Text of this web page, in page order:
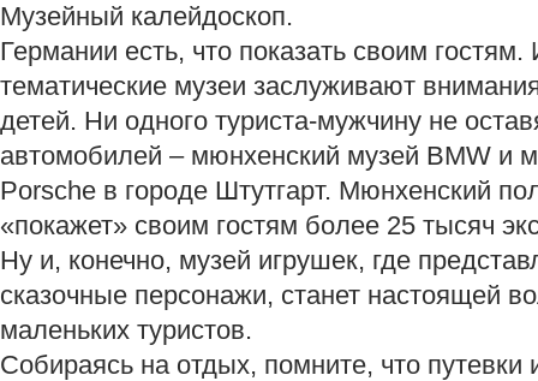
Музейный калейдоскоп.
Германии есть, что показать своим гостям.
тематические музеи заслуживают
детей. Ни одного туриста-мужчину не
автомобилей – мюнхенский музей BMW и
Porsche в городе Штутгарт. Мюнхенский
«покажет» своим гостям более 25 тысяч
Ну и, конечно, музей игрушек, где
сказочные персонажи, станет настоящей
маленьких туристов.
Собираясь на отдых, помните, что